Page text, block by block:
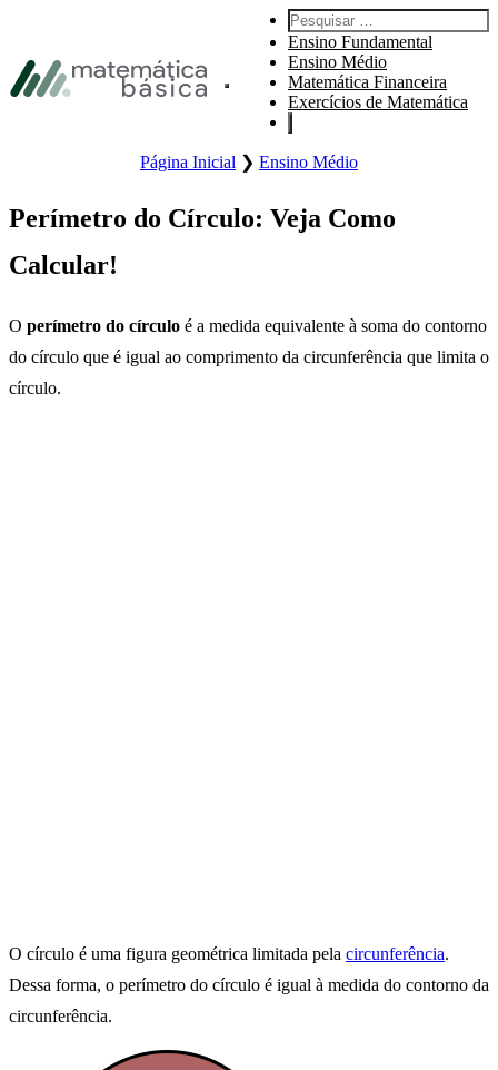
Pular Rodapé
Abre o menu principal do site.
Pesquisar por:
Ensino Fundamental
Ensino Médio
Matemática Financeira
Exercícios de Matemática
Página Inicial ❯ Ensino Médio
Perímetro do Círculo: Veja Como
Calcular!
O perímetro do círculo é a medida equivalente à soma do contorno
do círculo que é igual ao comprimento da circunferência que limita o
círculo.
O círculo é uma figura geométrica limitada pela circunferência.
Dessa forma, o perímetro do círculo é igual à medida do contorno da
circunferência.